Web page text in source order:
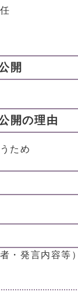
開
開の理由
ため
・発言内容等）